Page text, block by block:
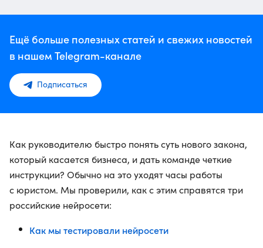
Ещё больше полезных статей и свежих новостей
в нашем Telegram-канале
Подписаться
Как руководителю быстро понять суть нового закона,
который касается бизнеса, и дать команде четкие
инструкции? Обычно на это уходят часы работы
с юристом. Мы проверили, как с этим справятся три
российские нейросети:
Как мы тестировали нейросети